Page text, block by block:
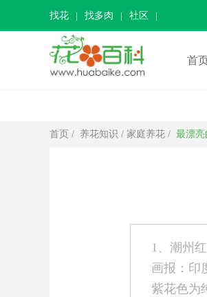
找花 找多肉 社区
首
首页 / 养花知识 / 家庭养花 / 最漂
1、潮州
画报：印
紫花色为